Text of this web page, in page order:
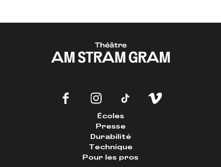
Écoles
Presse
Durabilité
Technique
Pour les pros